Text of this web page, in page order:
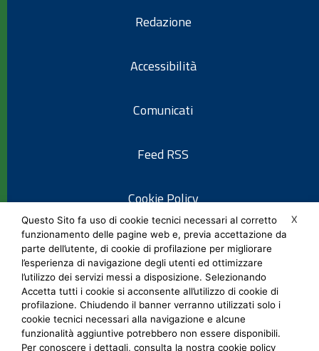
Redazione
Accessibilità
Comunicati
Feed RSS
Cookie Policy
Informativa privacy
Note legali
Social Media Policy
X
Questo Sito fa uso di cookie tecnici necessari al corretto
funzionamento delle pagine web e, previa accettazione da
parte dell’utente, di cookie di profilazione per migliorare
l’esperienza di navigazione degli utenti ed ottimizzare
l’utilizzo dei servizi messi a disposizione. Selezionando
Accetta tutti i cookie si acconsente all’utilizzo di cookie di
profilazione. Chiudendo il banner verranno utilizzati solo i
cookie tecnici necessari alla navigazione e alcune
funzionalità aggiuntive potrebbero non essere disponibili.
Per conoscere i dettagli, consulta la nostra cookie policy